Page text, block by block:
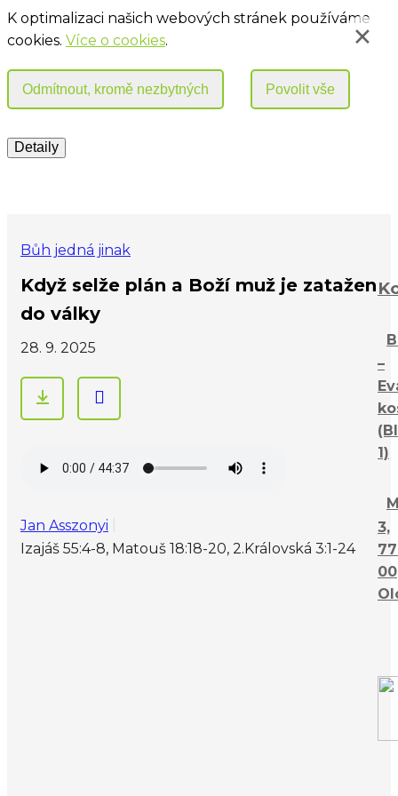
K optimalizaci našich webových stránek používáme
cookies. Více o cookies.
Bůh jedná jinak
Když selže plán a Boží muž je zatažen
do války
28. 9. 2025
Jan Asszonyi
Izajáš 55:4-8, Matouš 18:18-20, 2.Královská 3:1-24
–
1)
3,
00